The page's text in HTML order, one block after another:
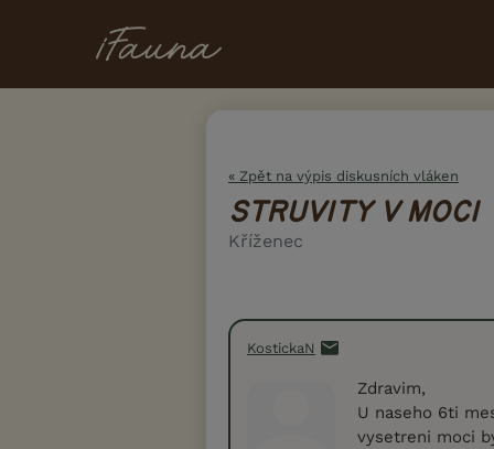
« Zpět na výpis diskusních vláken
STRUVITY V MOCI
Kříženec
KostickaN
Zdravim,
U naseho 6ti
vysetreni moci